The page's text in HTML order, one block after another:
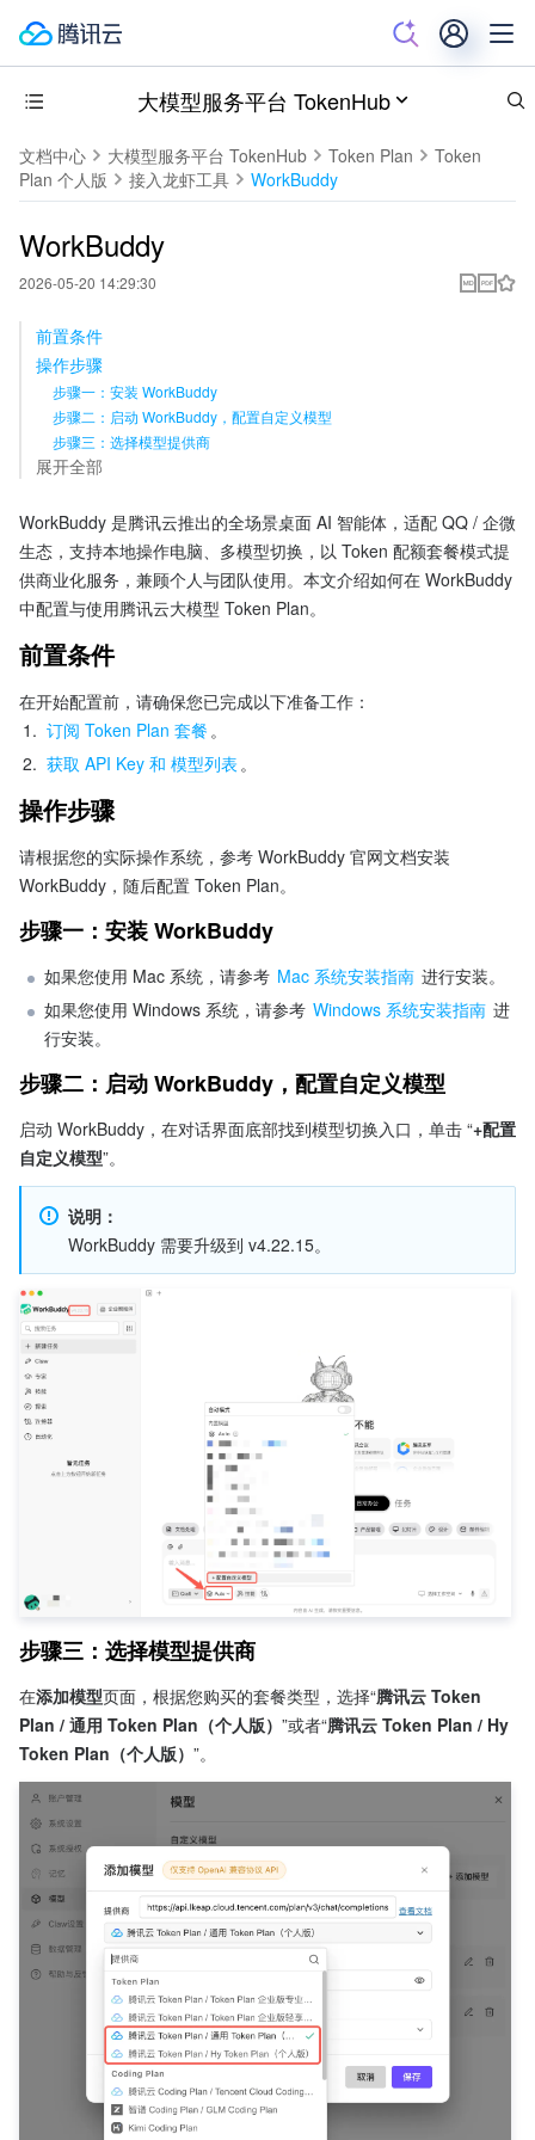
大模型服务平台 TokenHub
文档中心 大模型服务平台 TokenHub Token Plan
Token
Plan 个人版
接入龙虾工具 WorkBuddy
WorkBuddy
2026-05-20 14:29:30
前置条件
操作步骤
步骤一：安装 WorkBuddy
步骤二：启动 WorkBuddy，配置自定义模型
步骤三：选择模型提供商
展开全部
WorkBuddy 是腾讯云推出的全场景桌面 AI 智能体，适配 QQ / 企微
生态，支持本地操作电脑、多模型切换，以 Token 配额套餐模式提
供商业化服务，兼顾个人与团队使用。本文介绍如何在 WorkBuddy
中配置与使用腾讯云大模型 Token Plan。
前置条件
在开始配置前，请确保您已完成以下准备工作：
1. 订阅 Token Plan 套餐 。
2. 获取 API Key 和 模型列表。
操作步骤
请根据您的实际操作系统，参考 WorkBuddy 官网文档安装
WorkBuddy，随后配置 Token Plan。
步骤一：安装 WorkBuddy
如果您使用 Mac 系统，请参考 Mac 系统安装指南 进行安装。
如果您使用 Windows 系统，请参考 Windows 系统安装指南 进
行安装。
步骤二：启动 WorkBuddy，配置自定义模型
启动 WorkBuddy，在对话界面底部找到模型切换入口，单击 “+配置
自定义模型”。
说明：
WorkBuddy 需要升级到 v4.22.15。
步骤三：选择模型提供商
在添加模型页面，根据您购买的套餐类型，选择“腾讯云 Token
Plan / 通用 Token Plan（个人版） ”或者“腾讯云 Token Plan / Hy
Token Plan（个人版） ”。